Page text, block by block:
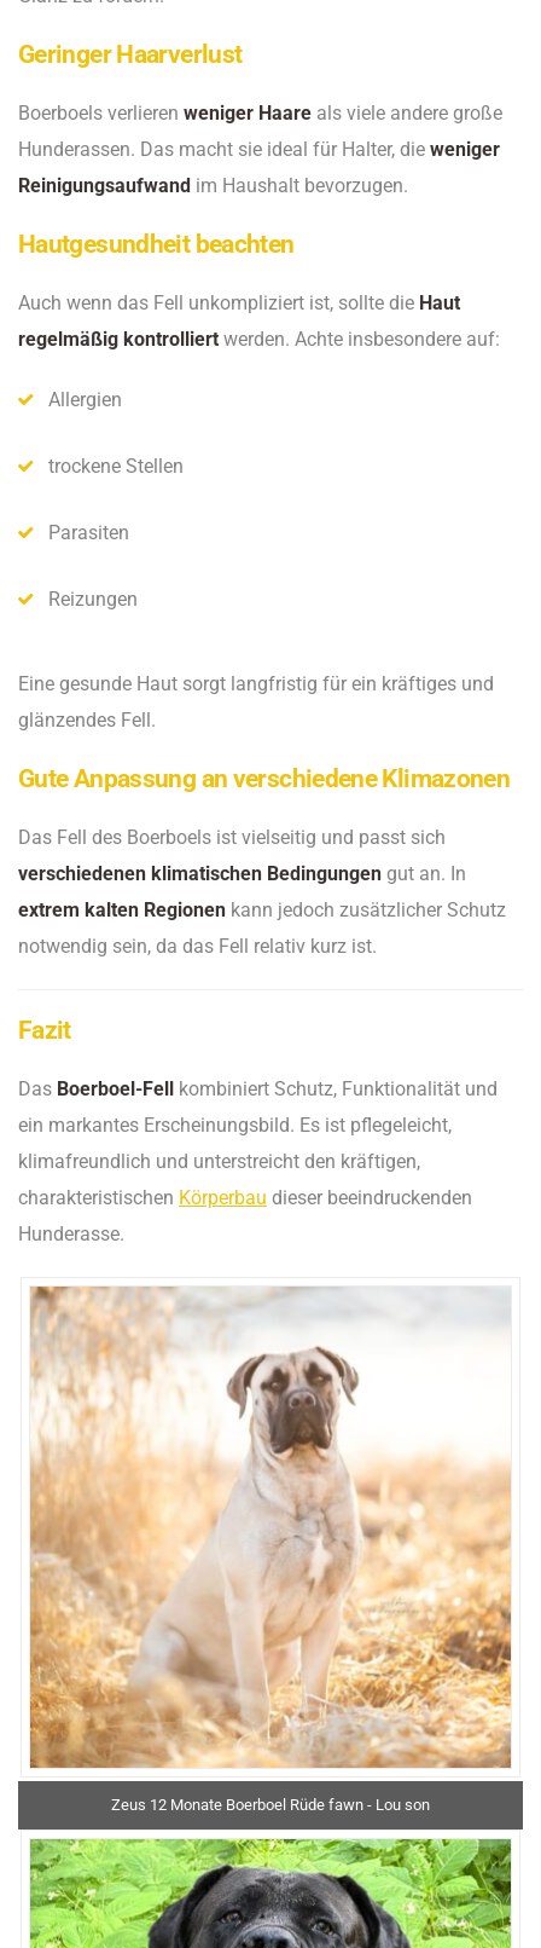
Geringer Haarverlust
Boerboels verlieren weniger Haare als viele andere große
Hunderassen. Das macht sie ideal für Halter, die weniger
Reinigungsaufwand im Haushalt bevorzugen.
Hautgesundheit beachten
Auch wenn das Fell unkompliziert ist, sollte die Haut
regelmäßig kontrolliert werden. Achte insbesondere auf:
Allergien
trockene Stellen
Parasiten
Reizungen
Eine gesunde Haut sorgt langfristig für ein kräftiges und
glänzendes Fell.
Gute Anpassung an verschiedene Klimazonen
Das Fell des Boerboels ist vielseitig und passt sich
verschiedenen klimatischen Bedingungen gut an. In
extrem kalten Regionen kann jedoch zusätzlicher Schutz
notwendig sein, da das Fell relativ kurz ist.
Fazit
Das Boerboel-Fell
kombiniert Schutz, Funktionalität und
ein markantes Erscheinungsbild. Es ist pflegeleicht,
klimafreundlich und unterstreicht den kräftigen,
charakteristischen Körperbau dieser beeindruckenden
Hunderasse.
Zeus 12 Monate Boerboel Rüde fawn - Lou son